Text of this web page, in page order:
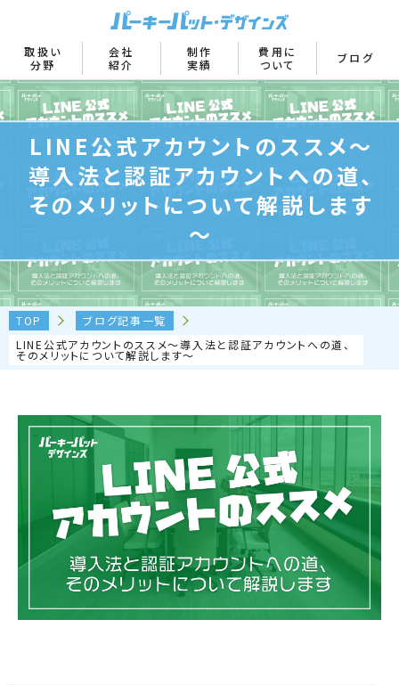
取扱い
分野
会社
紹介
制作
実績
費用に
ついて
ブログ
LINE公式アカウントのススメ～
導入法と認証アカウントへの道、
そのメリットについて解説します
～
TOP
ブログ記事一覧
LINE公式アカウントのススメ～導入法と認証アカウントへの道、
そのメリットについて解説します～